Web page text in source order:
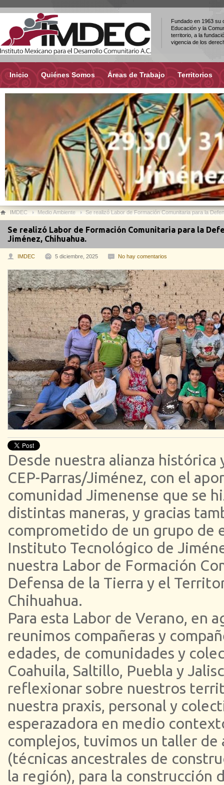
Fundado en 1963 su
Educación y la
territorio, a la
vigencia de los
Inicio Quiénes Somos Áreas de Trabajo Territorios
IMDEC Medio Ambiente Se realizó Labor de Formación Comunitaria para la
Se realizó Labor de Formación Comunitaria para la
Jiménez, Chihuahua.
IMDEC 5 diciembre, 2025 No hay comentarios
Desde nuestra alianza
CEP-Parras/Jiménez, con el
comunidad Jimenense que se
distintas maneras, y gracias
comprometido de un grupo de
Instituto Tecnológico de
nuestra Labor de Formación
Defensa de la Tierra y el
Chihuahua.
Para esta Labor de Verano, en
reunimos compañeras y
edades, de comunidades y
Coahuila, Saltillo, Puebla y
reflexionar sobre nuestros
nuestra praxis, personal y
esperazadora en medio
complejos, tuvimos un taller de
(técnicas ancestrales de
la región), para la construcción